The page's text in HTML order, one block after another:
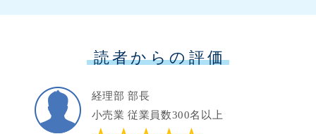
読者からの評価
経理部 部長
小売業 従業員数300名以上